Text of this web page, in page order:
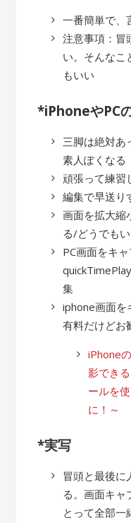
一番簡単で、
注意事項：冒
い。そんなこ
もいい
*iPhoneやPC
三脚は絶対あ
素人ぽくなる
頑張って練習
編集で早送り
画面を拡大縮
る/どうでも
PC画面をキ
集
iphone画面を
有料だけどお
iPhone
影でき
ールを
に！～
*実写
冒頭と最後に
る。画面キャ
とって全部一